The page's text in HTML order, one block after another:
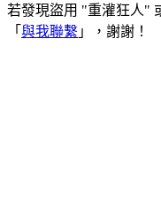
若發現盜用 "重灌狂人"
「 與我聯繫 」，謝謝！